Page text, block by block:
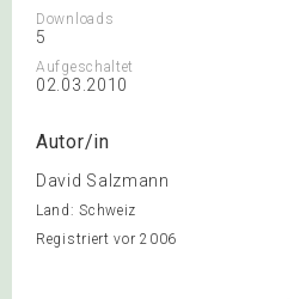
Downloads
5
Aufgeschaltet
02.03.2010
Autor/in
David Salzmann
Land: Schweiz
Registriert vor 2006